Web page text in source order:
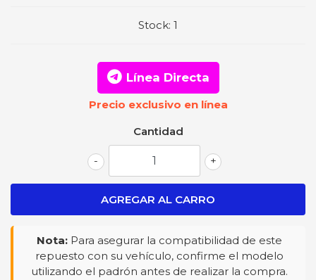
Stock: 1
Línea Directa
Precio exclusivo en línea
Cantidad
+
-
Nota: Para asegurar la compatibilidad de este
repuesto con su vehículo, confirme el modelo
utilizando el padrón antes de realizar la compra.